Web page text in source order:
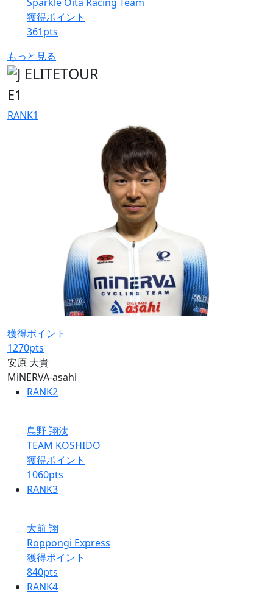
獲得ポイント
361pts
もっと見る
E1
RANK1
獲得ポイント
1270pts
安原 大貴
MiNERVA-asahi
RANK2
島野 翔汰
TEAM KOSHIDO
獲得ポイント
1060pts
RANK3
大前 翔
Roppongi Express
獲得ポイント
840pts
RANK4